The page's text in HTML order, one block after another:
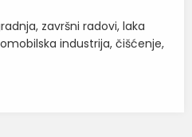
završni radovi, laka
industrija, čišćenje,